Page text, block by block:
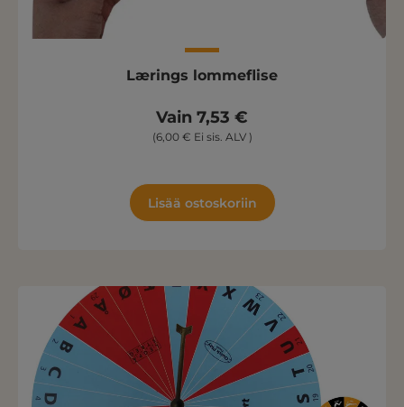
Lærings lommeflise
Vain 7,53 €
(6,00 € Ei sis. ALV )
Lisää ostoskoriin